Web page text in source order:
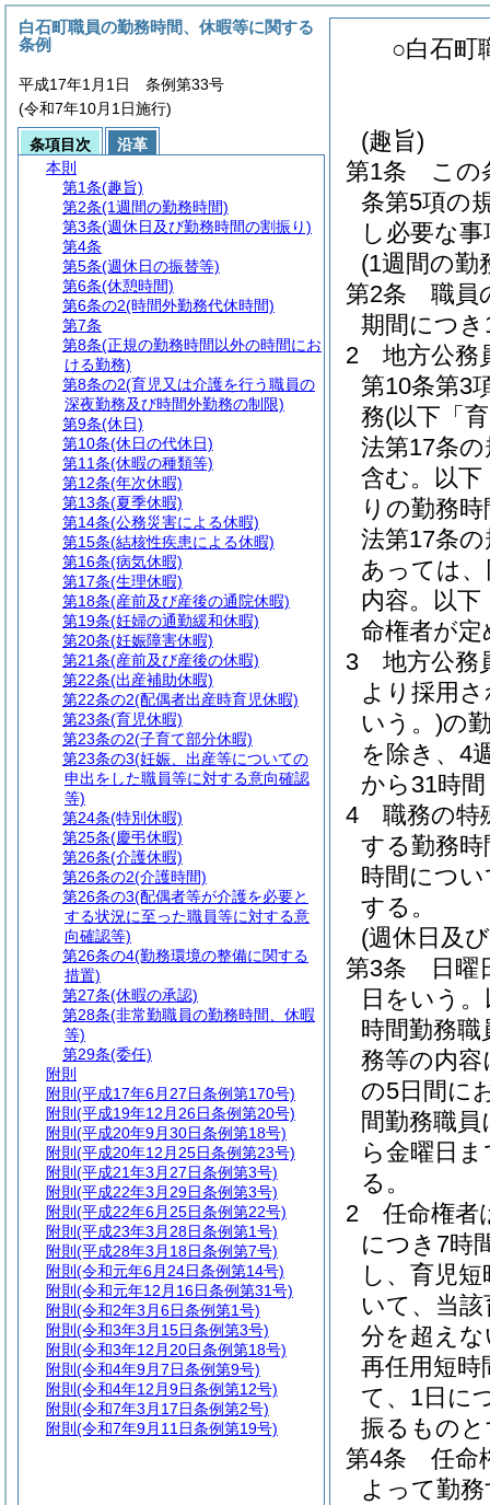
○白石町
(趣旨)
第1条
この
条第5項の
し必要な
(1週間の勤
第2条
職員
期間につ
2
地方公務
第10条第3
務(以下「
法第17条
含む。以下
りの勤務
法第17条
あっては
内容。以
命権者が定
3
地方公務
より採用
いう。)の
を除き、4
から31時
4
職務の特
する勤務
時間につ
する。
(週休日及
第3条
日曜
日をいう
時間勤務
務等の内
の5日間に
間勤務職
ら金曜日
る。
2
任命権者
につき7時
し、育児
いて、当
分を超え
再任用短
て、1日に
振るもの
第4条
任命
よって勤
白石町職員の勤務時間、休暇等に関する
条例
平成17年1月1日 条例第33号
(令和7年10月1日施行)
条項目次
沿革
本則
第1条(趣旨)
第2条(1週間の勤務時間)
第3条(週休日及び勤務時間の割振り)
第4条
第5条(週休日の振替等)
第6条(休憩時間)
第6条の2(時間外勤務代休時間)
第7条
第8条(正規の勤務時間以外の時間にお
ける勤務)
第8条の2(育児又は介護を行う職員の
深夜勤務及び時間外勤務の制限)
第9条(休日)
第10条(休日の代休日)
第11条(休暇の種類等)
第12条(年次休暇)
第13条(夏季休暇)
第14条(公務災害による休暇)
第15条(結核性疾患による休暇)
第16条(病気休暇)
第17条(生理休暇)
第18条(産前及び産後の通院休暇)
第19条(妊婦の通勤緩和休暇)
第20条(妊娠障害休暇)
第21条(産前及び産後の休暇)
第22条(出産補助休暇)
第22条の2(配偶者出産時育児休暇)
第23条(育児休暇)
第23条の2(子育て部分休暇)
第23条の3(妊娠、出産等についての
申出をした職員等に対する意向確認
等)
第24条(特別休暇)
第25条(慶弔休暇)
第26条(介護休暇)
第26条の2(介護時間)
第26条の3(配偶者等が介護を必要と
する状況に至った職員等に対する意
向確認等)
第26条の4(勤務環境の整備に関する
措置)
第27条(休暇の承認)
第28条(非常勤職員の勤務時間、休暇
等)
第29条(委任)
附則
附則 (平成17年6月27日条例第170号)
附則 (平成19年12月26日条例第20号)
附則 (平成20年9月30日条例第18号)
附則 (平成20年12月25日条例第23号)
附則 (平成21年3月27日条例第3号)
附則 (平成22年3月29日条例第3号)
附則 (平成22年6月25日条例第22号)
附則 (平成23年3月28日条例第1号)
附則 (平成28年3月18日条例第7号)
附則 (令和元年6月24日条例第14号)
附則 (令和元年12月16日条例第31号)
附則 (令和2年3月6日条例第1号)
附則 (令和3年3月15日条例第3号)
附則 (令和3年12月20日条例第18号)
附則 (令和4年9月7日条例第9号)
附則 (令和4年12月9日条例第12号)
附則 (令和7年3月17日条例第2号)
附則 (令和7年9月11日条例第19号)